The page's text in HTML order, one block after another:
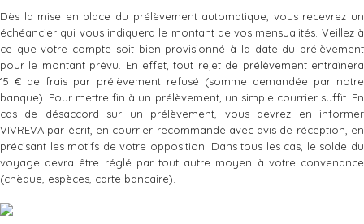
Dès la mise en place du prélèvement automatique, vous recevrez un
échéancier qui vous indiquera le montant de vos mensualités. Veillez à
ce que votre compte soit bien provisionné à la date du prélèvement
pour le montant prévu. En effet, tout rejet de prélèvement entraînera
15 € de frais par prélèvement refusé (somme demandée par notre
banque). Pour mettre fin à un prélèvement, un simple courrier suffit. En
cas de désaccord sur un prélèvement, vous devrez en informer
VIVREVA par écrit, en courrier recommandé avec avis de réception, en
précisant les motifs de votre opposition. Dans tous les cas, le solde du
voyage devra être réglé par tout autre moyen à votre convenance
(chèque, espèces, carte bancaire).